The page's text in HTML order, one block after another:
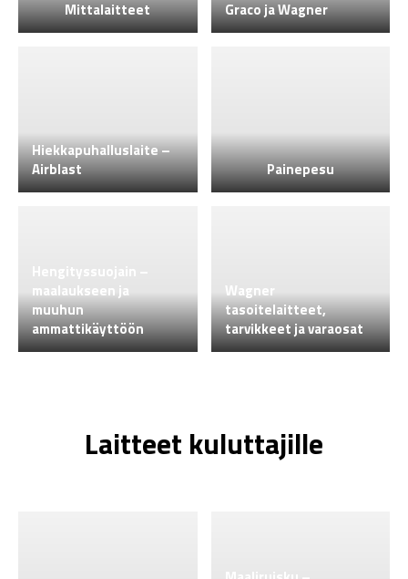
Mittalaitteet
Graco ja Wagner
Hiekkapuhalluslaite –
Airblast
Painepesu
maalaukseen ja
muuhun
ammattikäyttöön
Wagner
tasoitelaitteet,
tarvikkeet ja varaosat
Laitteet kuluttajille